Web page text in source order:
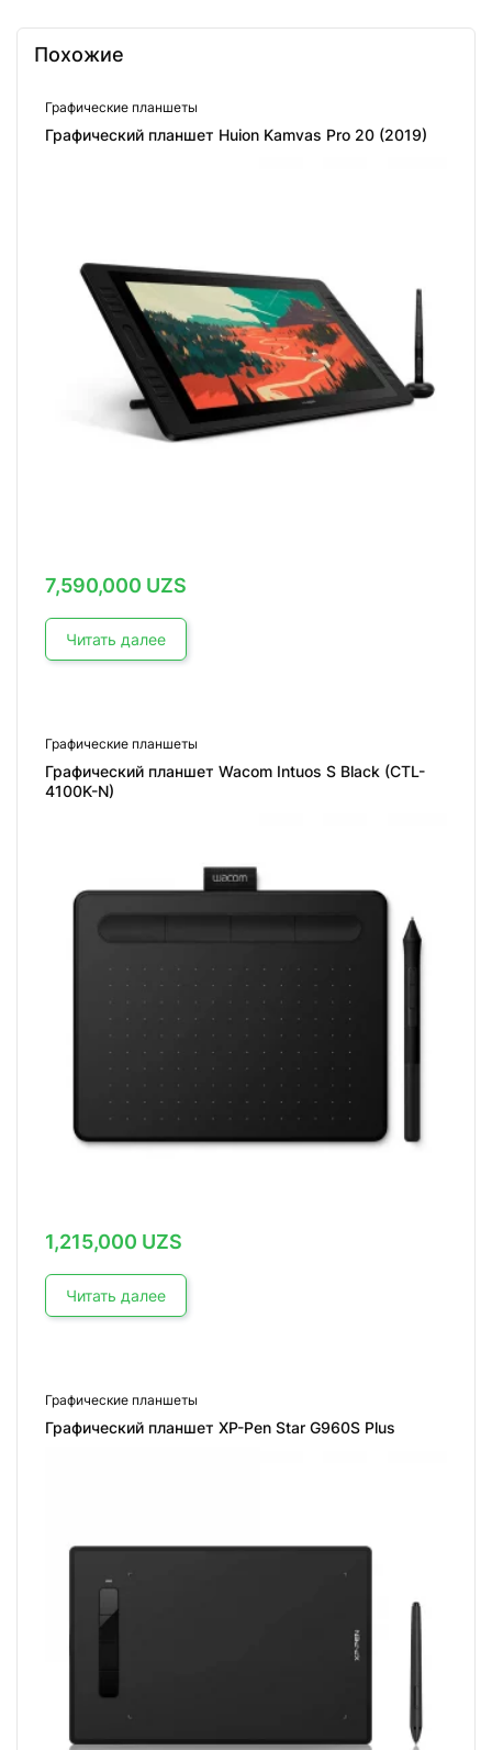
Похожие
Графические планшеты
Графический планшет Huion Kamvas Pro 20 (2019)
7,590,000 UZS
Читать далее
Графические планшеты
Графический планшет Wacom Intuos S Black (CTL-
4100K-N)
1,215,000 UZS
Читать далее
Графические планшеты
Графический планшет XP-Pen Star G960S Plus